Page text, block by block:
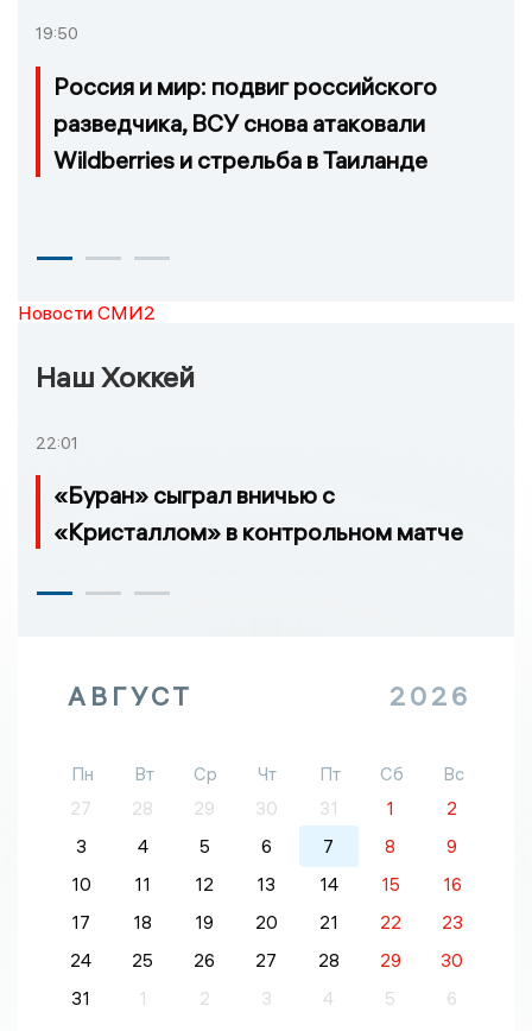
19:50
Россия и мир: подвиг российского
разведчика, ВСУ снова атаковали
Wildberries и стрельба в Таиланде
Новости СМИ2
Наш Хоккей
22:01
«Буран» сыграл вничью с
«Кристаллом» в контрольном матче
АВГУСТ 2026
Пн Вт Ср Чт Пт Сб
Вс
27
28 29 30 31 1
2
3
4 5 6 7 8
9
10
11 12 13 14 15
16
17
18 19 20 21 22
23
24
25 26 27 28 29
30
31
1 2 3 4 5 6